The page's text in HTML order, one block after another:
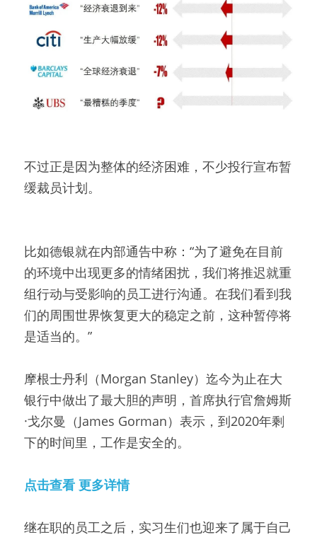
不过正是因为整体的经济困难，不少投行宣布暂
缓裁员计划。
比如德银就在内部通告中称：“为了避免在目前
的环境中出现更多的情绪困扰，我们将推迟就重
组行动与受影响的员工进行沟通。在我们看到我
们的周围世界恢复更大的稳定之前，这种暂停将
是适当的。”
摩根士丹利（Morgan Stanley）迄今为止在大
银行中做出了最大胆的声明，首席执行官詹姆斯
·戈尔曼（James Gorman）表示，到2020年剩
下的时间里，工作是安全的。
点击查看 更多详情
继在职的员工之后，实习生们也迎来了属于自己